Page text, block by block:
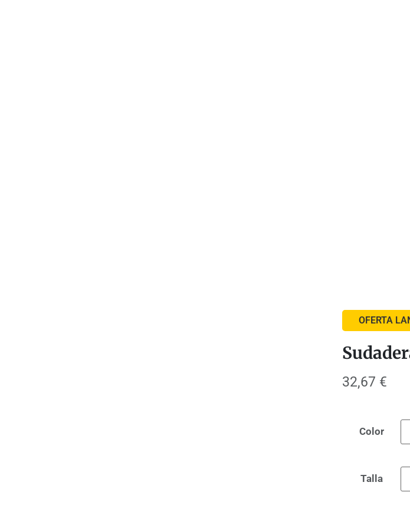
OFERTA
32,67 €
Color
Talla